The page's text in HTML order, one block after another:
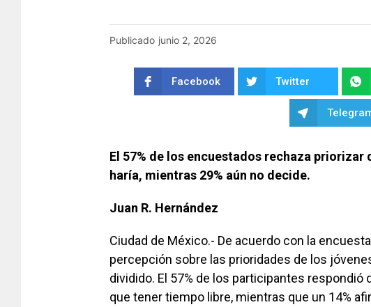
Publicado junio 2, 2026
Facebook Twitter
El 57% de los encuestados rechaza
haría, mientras 29% aún no decide.
Juan R. Hernández
Ciudad de México.- De acuerdo con la
percepción sobre las prioridades de los
dividido. El 57% de los participantes respondió
que tener tiempo libre, mientras que un 14%